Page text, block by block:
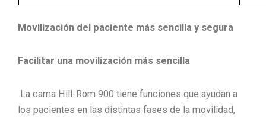
Movilización del paciente más sencilla y segura
Facilitar una movilización más sencilla
La cama Hill-Rom 900 tiene funciones que ayudan a
los pacientes en las distintas fases de la movilidad,